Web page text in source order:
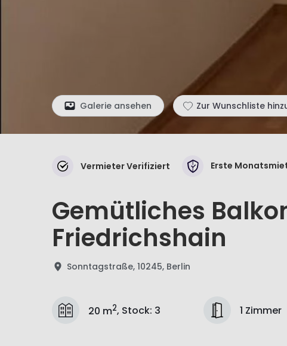
Galerie ansehen Zur Wunschliste
Vermieter Verifiziert Erste
Gemütliches
Friedrichshain
Sonntagstraße, 10245, Berlin
20 m2, Stock: 3 1 Zimmer